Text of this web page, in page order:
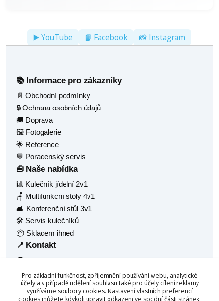
▶️ YouTube 📘 Facebook 📸 Instagram
📚 Informace pro zákazníky
📄 Obchodní podmínky
🔒 Ochrana osobních údajů
🚚 Doprava
🖼️ Fotogalerie
🌟 Reference
💬 Poradenský servis
🧰 Naše nabídka
🎱 Kulečník jídelní 2v1
🪑 Multifunkční stoly 4v1
🛋️ Konferenční stůl 3v1
🛠️ Servis kulečníků
📦 Skladem ihned
📍 Kontakt
🧑‍💼 Radek Balaš
🏙️ Frýdlant nad Ostravicí, 73911
🆔 IČ: 68940688
Pro základní funkčnost, zpříjemnění používání webu, analytické
účely a v případě udělení souhlasu také pro účely cílení reklamy
využíváme soubory cookies. Nastavení vlastních preferencí
cookies můžete kdykoli upravit odkazem ve spodní části stránek.